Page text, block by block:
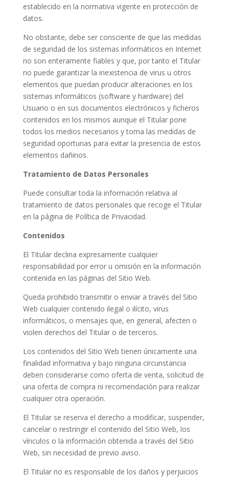
establecido en la normativa vigente en protección de
datos.
No obstante, debe ser consciente de que las medidas
de seguridad de los sistemas informáticos en Internet
no son enteramente fiables y que, por tanto el Titular
no puede garantizar la inexistencia de virus u otros
elementos que puedan producir alteraciones en los
sistemas informáticos (software y hardware) del
Usuario o en sus documentos electrónicos y ficheros
contenidos en los mismos aunque el Titular pone
todos los medios necesarios y toma las medidas de
seguridad oportunas para evitar la presencia de estos
elementos dañinos.
Tratamiento de Datos Personales
Puede consultar toda la información relativa al
tratamiento de datos personales que recoge el Titular
en la página de Política de Privacidad.
Contenidos
El Titular declina expresamente cualquier
responsabilidad por error u omisión en la información
contenida en las páginas del Sitio Web.
Queda prohibido transmitir o enviar a través del Sitio
Web cualquier contenido ilegal o ilícito, virus
informáticos, o mensajes que, en general, afecten o
violen derechos del Titular o de terceros.
Los contenidos del Sitio Web tienen únicamente una
finalidad informativa y bajo ninguna circunstancia
deben considerarse como oferta de venta, solicitud de
una oferta de compra ni recomendación para realizar
cualquier otra operación.
El Titular se reserva el derecho a modificar, suspender,
cancelar o restringir el contenido del Sitio Web, los
vínculos o la información obtenida a través del Sitio
Web, sin necesidad de previo aviso.
El Titular no es responsable de los daños y perjuicios